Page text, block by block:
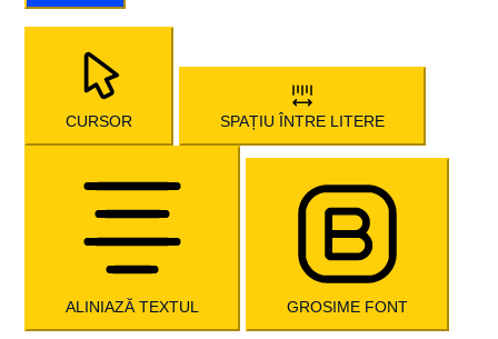
CURSOR SPAȚIU ÎNTRE LITERE
ALINIAZĂ TEXTUL GROSIME FONT